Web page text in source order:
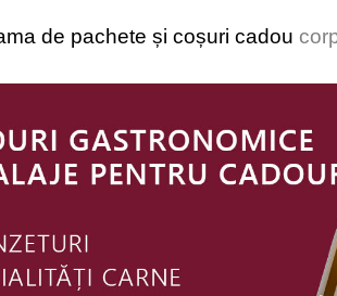
de pachete și coșuri cadou